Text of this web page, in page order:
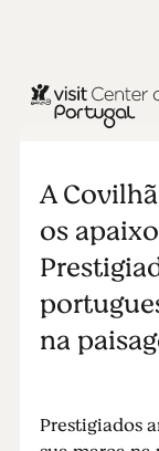
CIDADES E VILAS
A
os
na
Prestigiados